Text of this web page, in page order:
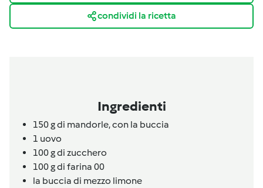
condividi la ricetta
Ingredienti
150gdi mandorle,con la buccia
1 uovo
100gdi zucchero
100gdi farina 00
la buccia di mezzo limone